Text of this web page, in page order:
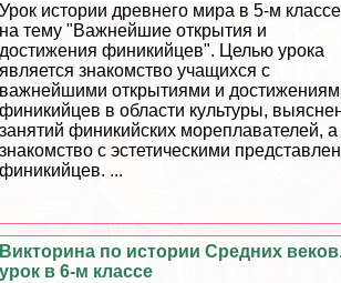
Урок истории древнего мира в 5-м классе
на тему "Важнейшие открытия и
достижения финикийцев". Целью урока
является знакомство учащихся с
важнейшими открытиями и
финикийцев в области культуры,
занятий финикийских мореплавателей, а
знакомство с эстетическими
финикийцев. ...
Викторина по истории Средних
урок в 6-м классе